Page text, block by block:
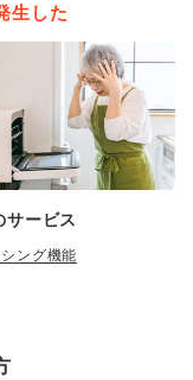
生した
サービス
ング機能